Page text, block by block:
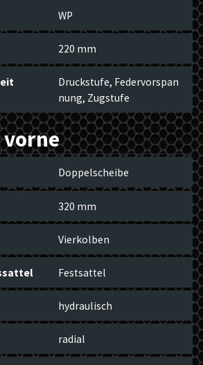
WP
220 mm
Druckstufe, Federvorspan
nung, Zugstufe
Doppelscheibe
320 mm
Vierkolben
Festsattel
hydraulisch
radial